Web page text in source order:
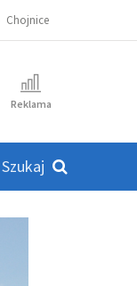
Chojnice
Reklama